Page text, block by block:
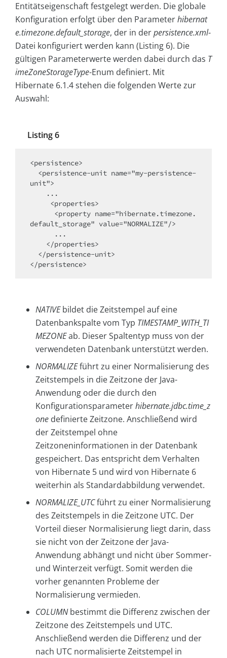
Entitätseigenschaft festgelegt werden. Die globale
Konfiguration erfolgt über den Parameterhibernat
e.timezone.default_storage, der in derpersistence.xml-
Datei konfiguriert werden kann (Listing 6). Die
gültigen Parameterwerte werden dabei durch das T
imeZoneStorageType-Enum definiert. Mit
Hibernate 6.1.4 stehen die folgenden Werte zur
Auswahl:
Listing 6
<persistence>
unit">
default_storage" value="NORMALIZE"/>
</persistence>
NATIVEbildet die Zeitstempel auf eine
Datenbankspalte vom Typ TIMESTAMP_WITH_TI
MEZONEab. Dieser Spaltentyp muss von der
verwendeten Datenbank unterstützt werden.
NORMALIZEführt zu einer Normalisierung des
Zeitstempels in die Zeitzone der Java-
Anwendung oder die durch den
Konfigurationsparameterhibernate.jdbc.time_z
one definierte Zeitzone. Anschließend wird
der Zeitstempel ohne
Zeitzoneninformationen in der Datenbank
gespeichert. Das entspricht dem Verhalten
von Hibernate 5 und wird von Hibernate 6
weiterhin als Standardabbildung verwendet.
NORMALIZE_UTCführt zu einer Normalisierung
des Zeitstempels in die Zeitzone UTC. Der
Vorteil dieser Normalisierung liegt darin, dass
sie nicht von der Zeitzone der Java-
Anwendung abhängt und nicht über Sommer-
und Winterzeit verfügt. Somit werden die
vorher genannten Probleme der
Normalisierung vermieden.
COLUMNbestimmt die Differenz zwischen der
Zeitzone des Zeitstempels und UTC.
Anschließend werden die Differenz und der
nach UTC normalisierte Zeitstempel in